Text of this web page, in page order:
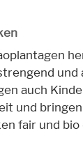
und
auch
und
fair und